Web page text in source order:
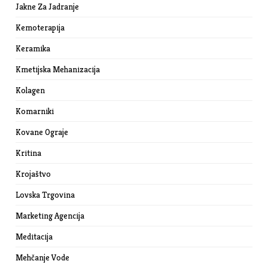
Jakne Za Jadranje
Kemoterapija
Keramika
Kmetijska Mehanizacija
Kolagen
Komarniki
Kovane Ograje
Kritina
Krojaštvo
Lovska Trgovina
Marketing Agencija
Meditacija
Mehčanje Vode